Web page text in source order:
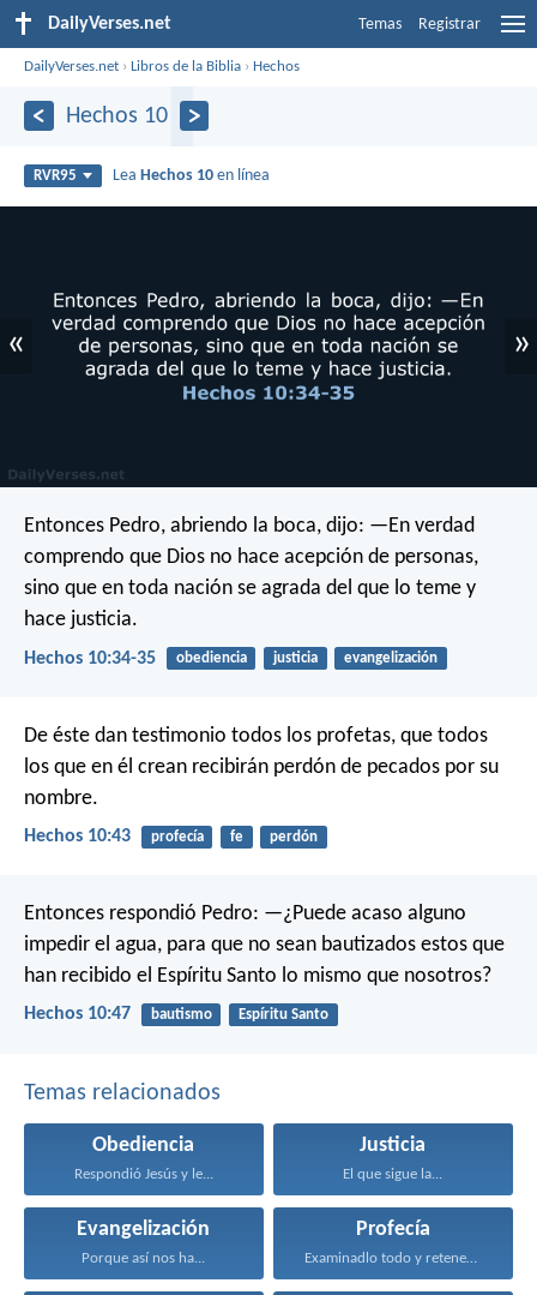
DailyVerses.net Temas Registrar
DailyVerses.net ›Libros de la Biblia › Hechos
Hechos 10
RVR95 Lea Hechos 10 en línea
« »
Entonces Pedro, abriendo la boca, dijo: —En verdad
comprendo que Dios no hace acepción de personas,
sino que en toda nación se agrada del que lo teme y
hace justicia.
Hechos 10:34-35 obediencia justicia evangelización
De éste dan testimonio todos los profetas, que todos
los que en él crean recibirán perdón de pecados por su
nombre.
Hechos 10:43 profecía fe perdón
Entonces respondió Pedro: —¿Puede acaso alguno
impedir el agua, para que no sean bautizados estos que
han recibido el Espíritu Santo lo mismo que nosotros?
Hechos 10:47 bautismo Espíritu Santo
Temas relacionados
Obediencia
Respondió Jesús y le...
Justicia
El que sigue la...
Evangelización
Porque así nos ha...
Profecía
Examinadlo todo y retened...